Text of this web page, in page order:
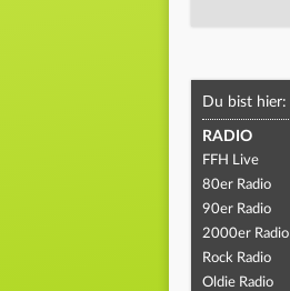
Du bist hier:
RADIO
FFH Live
80er Radio
90er Radio
2000er Radio
Rock Radio
Oldie Radio